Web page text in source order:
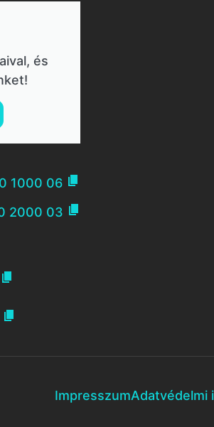
és
1000 06 
2000 03 


ImpresszumAdatvédelmi